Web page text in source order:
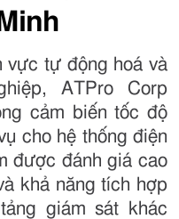
vực tự động hoá và
ATPro Corp
cảm biến tốc độ
cho hệ thống điện
được đánh giá cao
khả năng tích hợp
giám sát khác